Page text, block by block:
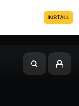
INSTALL